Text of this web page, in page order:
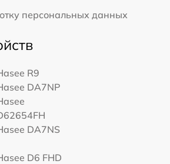
персональных данных
R9
DA7NP
DA7NS
D6 FHD